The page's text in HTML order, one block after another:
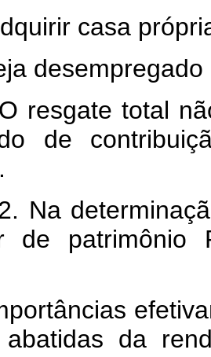
casa
total não
de
Na
de patrimônio
da